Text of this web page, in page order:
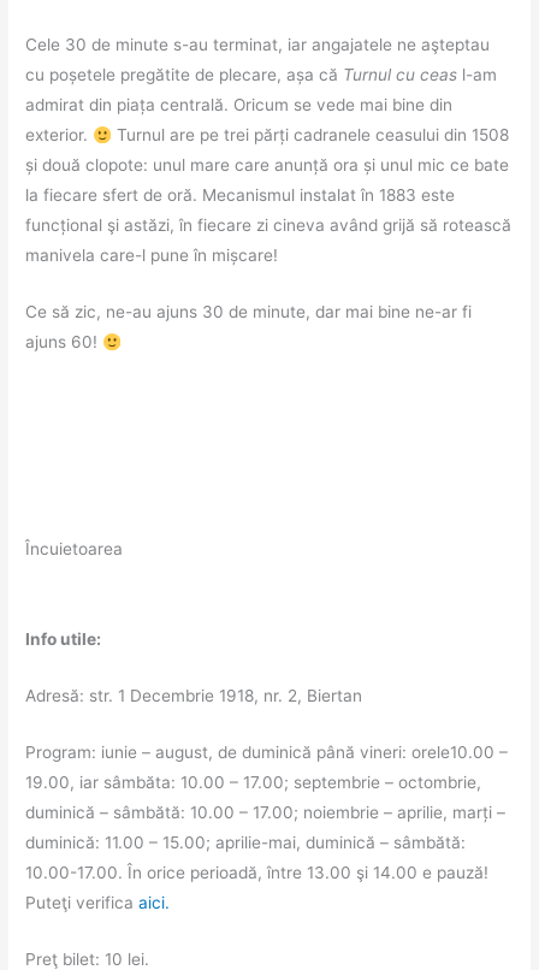
Cele 30 de minute s-au terminat, iar angajatele ne aşteptau
cu poșetele pregătite de plecare, așa că Turnul cu ceas l-am
admirat din piața centrală. Oricum se vede mai bine din
exterior.
Turnul are pe trei părți cadranele ceasului din 1508
și două clopote: unul mare care anunță ora și unul mic ce bate
la fiecare sfert de oră. Mecanismul instalat în 1883 este
funcțional şi astăzi, în fiecare zi cineva având grijă să rotească
manivela care-l pune în mișcare!
Ce să zic, ne-au ajuns 30 de minute, dar mai bine ne-ar fi
ajuns 60!
Încuietoarea
Info utile:
Adresă: str. 1 Decembrie 1918, nr. 2, Biertan
Program: iunie – august, de duminică până vineri: orele10.00 –
19.00, iar sâmbăta: 10.00 – 17.00; septembrie – octombrie,
duminică – sâmbătă: 10.00 – 17.00; noiembrie – aprilie, marți –
duminică: 11.00 – 15.00; aprilie-mai, duminică – sâmbătă:
10.00-17.00. În orice perioadă, între 13.00 şi 14.00 e pauză!
Puteţi verificaaici.
Preţ bilet: 10 lei.